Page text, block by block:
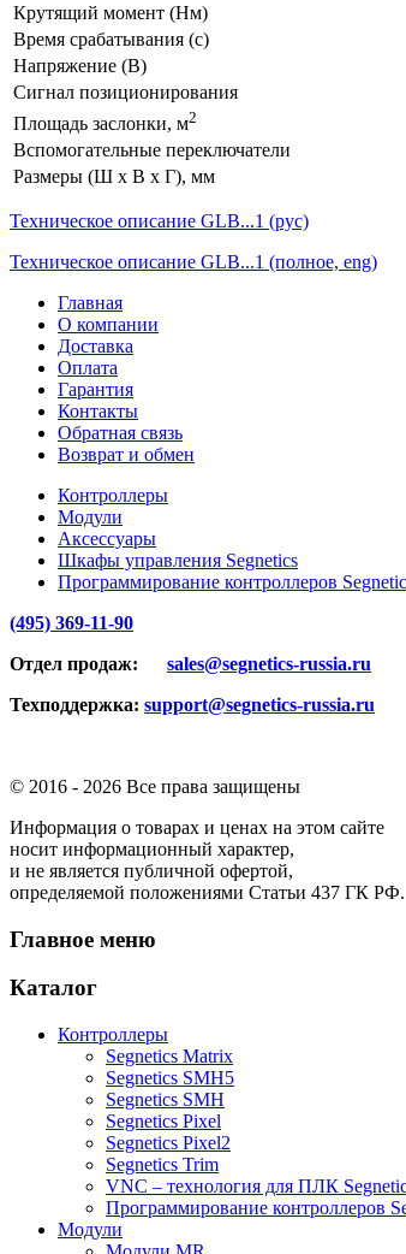
Крутящий момент (Нм)
Время срабатывания (с)
Напряжение (В)
Сигнал позиционирования
Площадь заслонки, м2
Вспомогательные переключатели
Размеры (Ш х В х Г), мм
Техническое описание GLB...1 (рус)
Техническое описание GLB...1 (полное, eng)
Главная
О компании
Доставка
Оплата
Гарантия
Контакты
Обратная связь
Возврат и обмен
Контроллеры
Модули
Аксессуары
Шкафы управления Segnetics
Программирование контроллеров
(495) 369-11-90
Отдел продаж: sales@segnetics-russia.ru
Техподдержка: support@segnetics-russia.ru
© 2016 - 2026 Все права защищены
Информация о товарах и ценах на этом сайте
носит информационный характер,
и не является публичной офертой,
определяемой положениями Статьи 437 ГК РФ.
Главное меню
Каталог
Контроллеры
Segnetics Matrix
Segnetics SMH5
Segnetics SMH
Segnetics Pixel
Segnetics Pixel2
Segnetics Trim
VNC – технология для ПЛК
Программирование контроллеров
Модули